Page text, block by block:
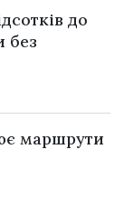
до
без
маршрути